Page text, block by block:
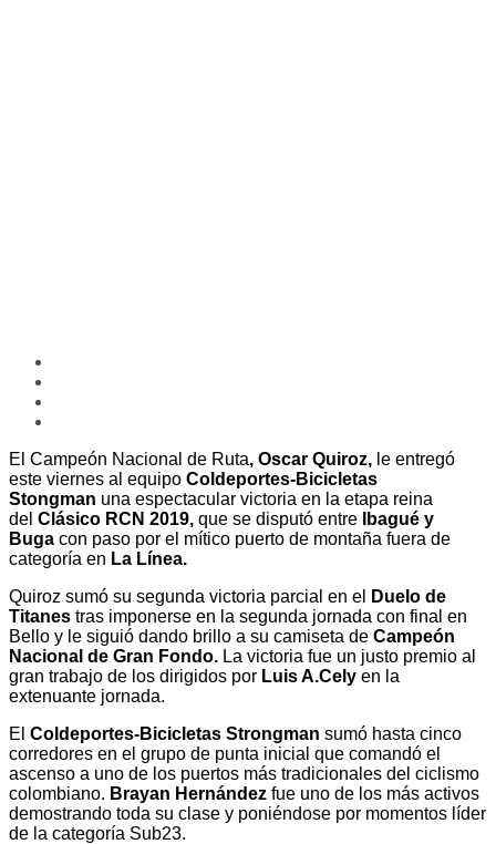
El Campeón Nacional de Ruta, Oscar Quiroz, le entregó
este viernes al equipo Coldeportes-Bicicletas
Stongman una espectacular victoria en la etapa reina
del Clásico RCN 2019, que se disputó entre
Ibagué y
Buga con paso por el mítico puerto de montaña fuera de
categoría en La Línea.
Quiroz sumó su segunda victoria parcial en el
Duelo de
Titanes tras imponerse en la segunda jornada con final en
Bello y le siguió dando brillo a su camiseta de Campeón
Nacional de Gran Fondo. La victoria fue un justo premio al
gran trabajo de los dirigidos por Luis A.Cely en la
extenuante jornada.
El Coldeportes-Bicicletas Strongman sumó hasta cinco
corredores en el grupo de punta inicial que comandó el
ascenso a uno de los puertos más tradicionales del ciclismo
colombiano. Brayan Hernández fue uno de los más activos
demostrando toda su clase y poniéndose por momentos líder
de la categoría Sub23.